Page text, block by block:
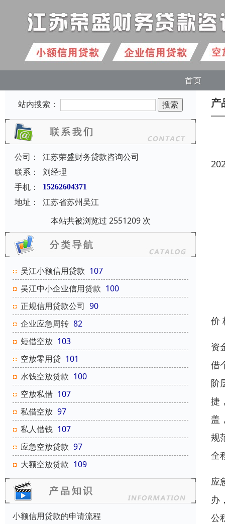
首页
站内搜索：
公司：
江苏荣盛财务贷款咨询公司
联系：
刘经理
手机：
15262604371
地址：
江苏省苏州吴江
本站共被浏览过 2551209 次
吴江小额信用贷款 107
吴江中小企业信用贷款 100
正规信用贷款公司 90
企业应急周转 82
短借空放 103
空放零用贷 101
水钱空放贷款 100
空放私借 107
私借空放 97
私人借钱 107
应急空放贷款 97
大额空放贷款 109
小额信用贷款的申请流程
产
价
资
借
阶
捷
盖
规
全
应
办
公